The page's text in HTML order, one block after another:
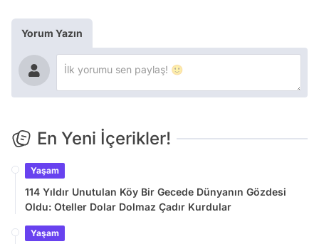
Yorum Yazın
En Yeni İçerikler!
Yaşam
114 Yıldır Unutulan Köy Bir Gecede Dünyanın Gözdesi
Oldu: Oteller Dolar Dolmaz Çadır Kurdular
Yaşam